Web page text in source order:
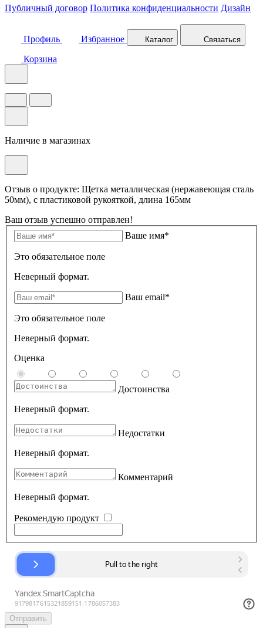
Публичный договор Политика конфиденциальности Дизайн
Профиль Избранное Каталог Связаться
Корзина
Наличие в магазинах
Отзыв о продукте: Щетка металлическая (нержавеющая сталь
50мм), с пластиковой рукояткой, длина 165мм
Ваш отзыв успешно отправлен!
Ваше имя*
Это обязательное поле
Неверный формат.
Ваш email*
Это обязательное поле
Неверный формат.
Оценка
Достоинства
Неверный формат.
Недостатки
Неверный формат.
Комментарий
Неверный формат.
Рекомендую продукт
Отправить